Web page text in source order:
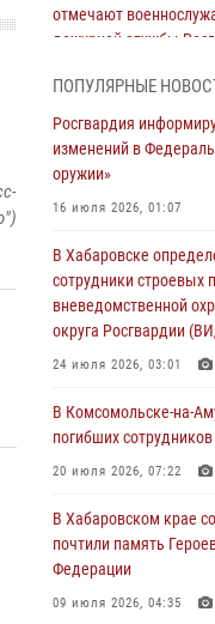
отмечают
дежурной службы
День образования
Росгвардии
01 августа 2026, 00:00
краю состоялось
состава по вопросам
избирательного права
31 июля 2026, 03:26
оказали помощь
сознание во время
29 июля 2026, 23:24
В Хабаровске
«Каникулы с
29 июля 2026, 02:51
ПОПУЛЯРНЫЕ
Росгвардия
изменений в
оружии»
16 июля 2026, 01:07
В Хабаровске
сотрудники строевых
вневедомственной
округа Росгвардии
24 июля 2026, 03:01
В Комсомольске-на-
погибших
20 июля 2026, 07:22
В Хабаровском крае
почтили память
Федерации
09 июля 2026, 04:35